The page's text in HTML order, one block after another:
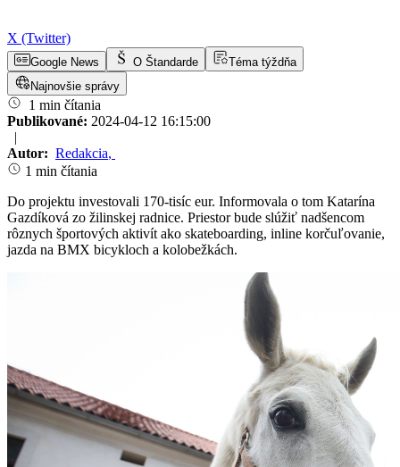
X (Twitter)
Google News O Štandarde
Téma týždňa
Najnovšie správy
1 min čítania
Publikované: 2024-04-12 16:15:00
|
Autor: Redakcia,
1 min čítania
Do projektu investovali 170-tisíc eur. Informovala o tom Katarína
Gazdíková zo žilinskej radnice. Priestor bude slúžiť nadšencom
rôznych športových aktivít ako skateboarding, inline korčuľovanie,
jazda na BMX bicykloch a kolobežkách.